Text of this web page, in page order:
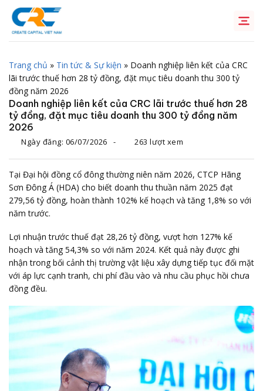
Chuyển
đến
dung
Trang chủ » Tin tức & Sự kiện » Doanh nghiệp liên kết của CRC
lãi trước thuế hơn 28 tỷ đồng, đặt mục tiêu doanh thu 300 tỷ
đồng năm 2026
Doanh nghiệp liên kết của CRC lãi trước thuế hơn 28
tỷ đồng, đặt mục tiêu doanh thu 300 tỷ đồng năm
2026
Ngày đăng: 06/07/2026 - 263 lượt xem
Tại Đại hội đồng cổ đông thường niên năm 2026, CTCP Hãng
Sơn Đông Á (HDA) cho biết doanh thu thuần năm 2025 đạt
279,56 tỷ đồng, hoàn thành 102% kế hoạch và tăng 1,8% so với
năm trước.
Lợi nhuận trước thuế đạt 28,26 tỷ đồng, vượt hơn 127% kế
hoạch và tăng 54,3% so với năm 2024. Kết quả này được ghi
nhận trong bối cảnh thị trường vật liệu xây dựng tiếp tục đối mặt
với áp lực cạnh tranh, chi phí đầu vào và nhu cầu phục hồi chưa
đồng đều.